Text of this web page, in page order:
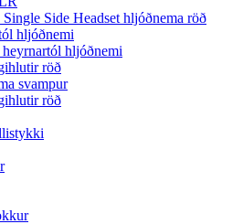
Single Side Headset hljóðnema röð
hljóðnemi
hljóðnemi
röð
svampur
röð